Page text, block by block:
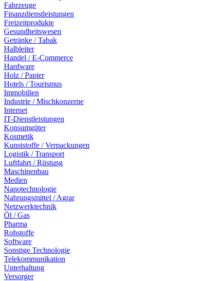
Fahrzeuge
Finanzdienstleistungen
Freizeitprodukte
Gesundheitswesen
Getränke / Tabak
Halbleiter
Handel / E-Commerce
Hardware
Holz / Papier
Hotels / Tourismus
Immobilien
Industrie / Mischkonzerne
Internet
IT-Dienstleistungen
Konsumgüter
Kosmetik
Kunststoffe / Verpackungen
Logistik / Transport
Luftfahrt / Rüstung
Maschinenbau
Medien
Nanotechnologie
Nahrungsmittel / Agrar
Netzwerktechnik
Öl / Gas
Pharma
Rohstoffe
Software
Sonstige Technologie
Telekommunikation
Unterhaltung
Versorger